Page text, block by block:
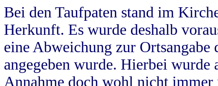
Bei den Taufpaten stand im
Herkunft. Es wurde deshalb
eine Abweichung zur
angegeben wurde. Hierbei wurde
Annahme doch wohl nicht